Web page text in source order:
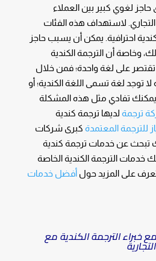
حاجز لغوي كبير بين العملاء
لاستهداف هذه الفئات
احترافية. يمكن أن يسبب حاجز
وخاصة أن الترجمة الكندية
على لغة واحدة؛ فمن خلال
توجد لغة تسمى اللغة الكندية؛ أو
يمكنك تفادي مثل هذه المشكلة
ترجمةلديها ترجمة كندية
للترجمة المعتمدةكبرى شركات
تبحث عن خدمات ترجمة كندية
خدمات الترجمة الكندية الخاصة
على المزيد حول أفضل خدمات
الترجمة الكندية مع